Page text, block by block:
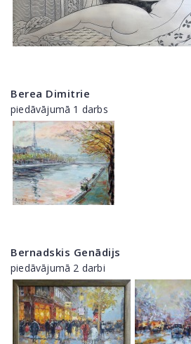
Berea Dimitrie
piedāvājumā 1 darbs
Bernadskis Genādijs
piedāvājumā 2 darbi